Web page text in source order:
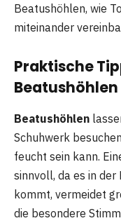
Beatushöhlen, wie
miteinander
Praktische
Beatushöhlen
Beatushöhlen
Schuhwerk
feucht sein kann.
sinnvoll, da es in
kommt, vermeidet
die besondere